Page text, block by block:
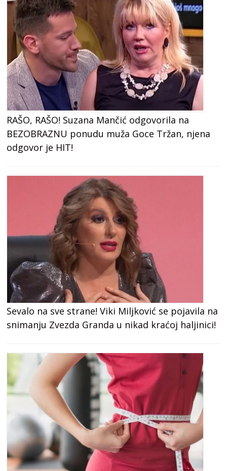
RAŠO, RAŠO! Suzana Mančić odgovorila na
BEZOBRAZNU ponudu muža Goce Tržan, njena
odgovor je HIT!
Sevalo na sve strane! Viki Miljković se pojavila na
snimanju Zvezda Granda u nikad kraćoj haljinici!